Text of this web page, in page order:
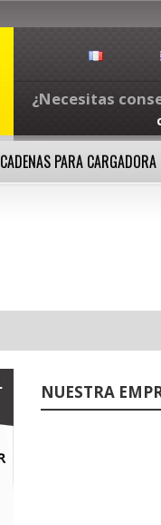
CADENAS PARA CARGADORA
¿Necesitas
NUESTRA